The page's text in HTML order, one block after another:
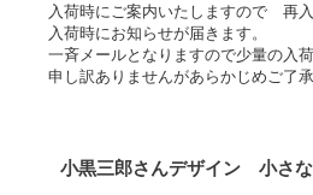
入荷時にご案内いたしますので 再
入荷時にお知らせが届きます。
一斉メールとなりますので少量の入
申し訳ありませんがあらかじめご了承
小黒三郎さんデザイン 小さ